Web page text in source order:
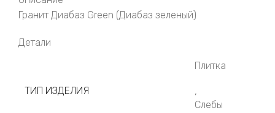
Гранит Диабаз Green (Диабаз зеленый)
Детали
ТИП ИЗДЕЛИЯ
Плитка
,
Слебы